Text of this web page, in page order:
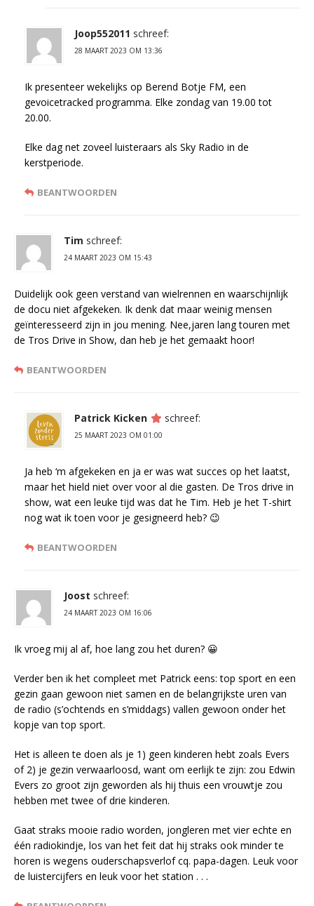
Joop552011 schreef:
28 MAART 2023 OM 13:36
Ik presenteer wekelijks op Berend Botje FM, een
gevoicetracked programma. Elke zondag van 19.00 tot
20.00.
Elke dag net zoveel luisteraars als Sky Radio in de
kerstperiode.
BEANTWOORDEN
Tim schreef:
24 MAART 2023 OM 15:43
Duidelijk ook geen verstand van wielrennen en waarschijnlijk
de docu niet afgekeken. Ik denk dat maar weinig mensen
geïnteresseerd zijn in jou mening. Nee,jaren lang touren met
de Tros Drive in Show, dan heb je het gemaakt hoor!
BEANTWOORDEN
Patrick Kicken schreef:
25 MAART 2023 OM 01:00
Ja heb ‘m afgekeken en ja er was wat succes op het laatst,
maar het hield niet over voor al die gasten. De Tros drive in
show, wat een leuke tijd was dat he Tim. Heb je het T-shirt
nog wat ik toen voor je gesigneerd heb? 😉
BEANTWOORDEN
Joost schreef:
24 MAART 2023 OM 16:06
Ik vroeg mij al af, hoe lang zou het duren? 😀
Verder ben ik het compleet met Patrick eens: top sport en een
gezin gaan gewoon niet samen en de belangrijkste uren van
de radio (s’ochtends en s’middags) vallen gewoon onder het
kopje van top sport.
Het is alleen te doen als je 1) geen kinderen hebt zoals Evers
of 2) je gezin verwaarloosd, want om eerlijk te zijn: zou Edwin
Evers zo groot zijn geworden als hij thuis een vrouwtje zou
hebben met twee of drie kinderen.
Gaat straks mooie radio worden, jongleren met vier echte en
één radiokindje, los van het feit dat hij straks ook minder te
horen is wegens ouderschapsverlof cq. papa-dagen. Leuk voor
de luistercijfers en leuk voor het station . . .